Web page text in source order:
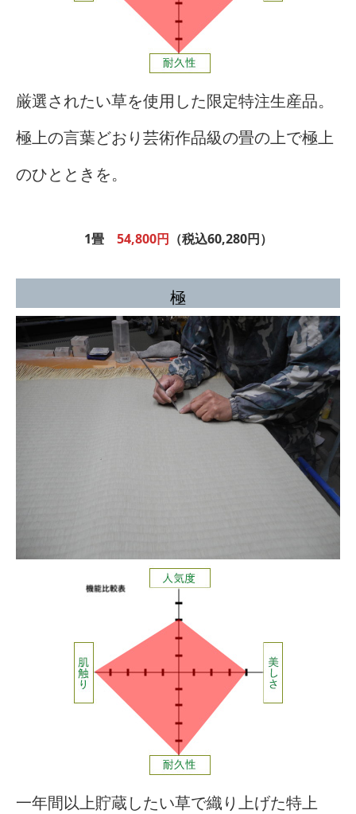
厳選されたい草を使用した限定特注生産品。
極上の言葉どおり芸術作品級の畳の上で極上
のひとときを。
1畳 54,800円 （税込60,280円）
極
一年間以上貯蔵したい草で織り上げた特上